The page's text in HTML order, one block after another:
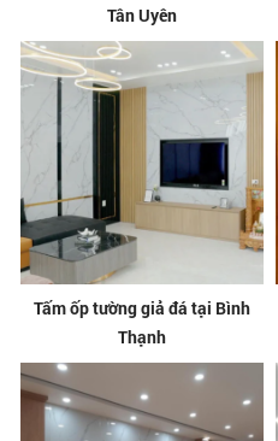
Tân Uyên
Tấm ốp tường giả đá tại Bình
Thạnh